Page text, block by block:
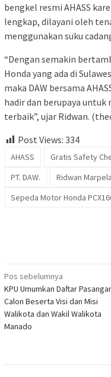
bengkel resmi AHASS
lengkap, dilayani oleh
menggunakan suku
“Dengan semakin
Honda yang ada di
maka DAW bersama
hadir dan berupaya
terbaik”, ujar Ridwan.
Post Views: 334
AHASS Gratis Safety
PT. DAW.
Ridwan
Sepeda Motor Honda
Navigasi
pos
Pos sebelumnya
KPU Umumkan Daftar
Calon Beserta Visi dan Misi
Walikota dan Wakil Walikota
Manado